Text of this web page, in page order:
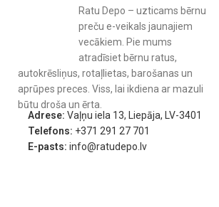
Ratu Depo – uzticams bērnu
preču e-veikals jaunajiem
vecākiem. Pie mums
atradīsiet bērnu ratus,
autokrēsliņus, rotaļlietas, barošanas un
aprūpes preces. Viss, lai ikdiena ar mazuli
būtu droša un ērta.
Adrese: Vaļņu iela 13, Liepāja, LV-3401
Telefons: +371 291 27 701
E-pasts: info@ratudepo.lv